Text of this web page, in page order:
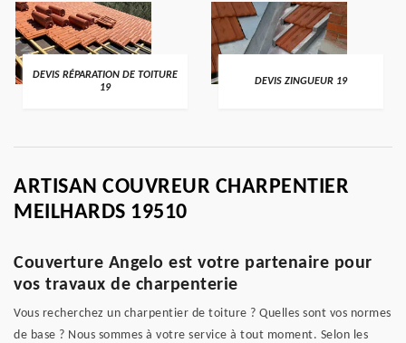
DEVIS RÉPARATION DE TOITURE
19
DEVIS ZINGUEUR 19
ARTISAN COUVREUR CHARPENTIER
MEILHARDS 19510
Couverture Angelo est votre partenaire pour
vos travaux de charpenterie
Vous recherchez un charpentier de toiture ? Quelles sont vos normes
de base ? Nous sommes à votre service à tout moment. Selon les